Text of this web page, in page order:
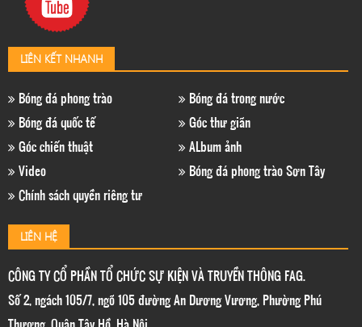
LIÊN KẾT NHANH
Bóng đá phong trào
Bóng đá trong nước
Bóng đá quốc tế
Góc thư giãn
Góc chiến thuật
ALbum ảnh
Video
Bóng đá phong trào Sơn Tây
Chính sách quyền riêng tư
LIÊN HỆ
CÔNG TY CỔ PHẦN TỔ CHỨC SỰ KIỆN VÀ TRUYỀN THÔNG FAG.
Số 2, ngách 105/7, ngõ 105 đường An Dương Vương, Phường Phú